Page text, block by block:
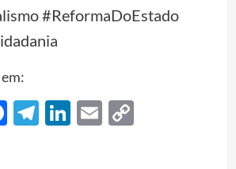
#ReformaDoEstado
Facebook
Telegram
LinkedIn
EmailCopy